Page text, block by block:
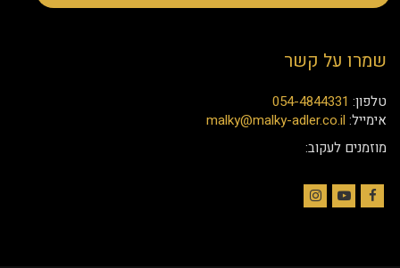
שמרו על קשר
טלפון: 054-4844331
אימייל: malky@malky-adler.co.il
מוזמנים לעקוב: